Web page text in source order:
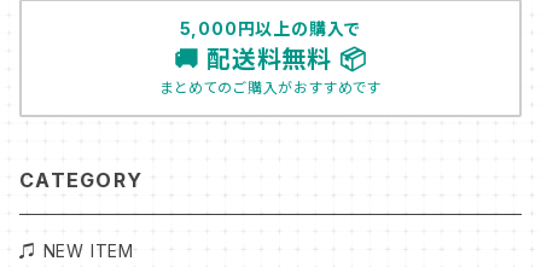
5,000円以上の購入で
🚚 配送料無料 📦
まとめてのご購入がおすすめです
CATEGORY
♫ NEW ITEM